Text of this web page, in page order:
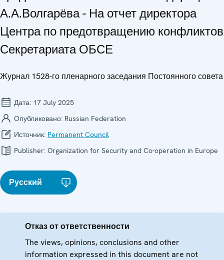
А.А.Волгарёва - На отчет директора
Центра по предотвращению конфликтов
Секретариата ОБСЕ
Журнал 1528-го пленарного заседания Постоянного совета
Дата: 17 July 2025
Опубликовано: Russian Federation
Источник: Permanent Council
Publisher: Organization for Security and Co-operation in Europe
Русский
Отказ от ответственности
The views, opinions, conclusions and other
information expressed in this document are not